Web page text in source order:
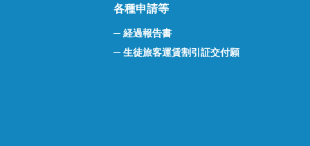
各種申請等
経過報告書
生徒旅客運賃割引証交付願